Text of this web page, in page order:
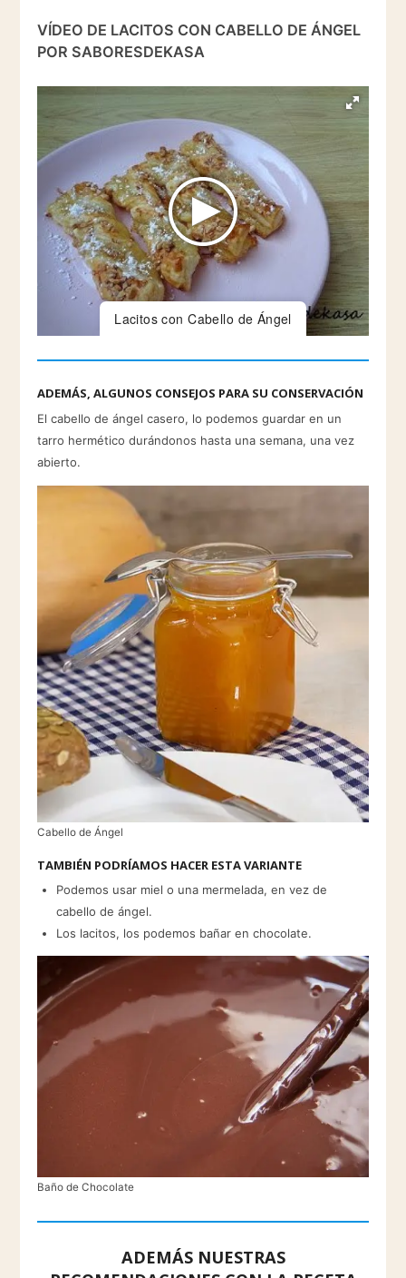
VÍDEO DE LACITOS CON CABELLO DE ÁNGEL
POR SABORESDEKASA
Lacitos con Cabello de Ángel
ADEMÁS, ALGUNOS CONSEJOS PARA SU CONSERVACIÓN
El cabello de ángel casero, lo podemos guardar en un
tarro hermético durándonos hasta una semana, una vez
abierto.
Cabello de Ángel
TAMBIÉN PODRÍAMOS HACER ESTA VARIANTE
Podemos usar miel o una mermelada, en vez de
cabello de ángel.
Los lacitos, los podemos bañar en chocolate.
Baño de Chocolate
ADEMÁS NUESTRAS